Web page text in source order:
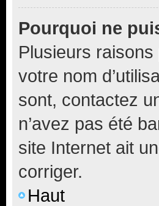
Pourquoi ne
Plusieurs
votre nom
sont, contactez
n’avez pas été
site Internet ait
corriger.
Haut